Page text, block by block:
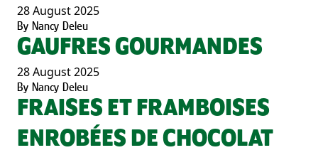
28 August 2025
By Nancy Deleu
GAUFRES GOURMANDES
28 August 2025
By Nancy Deleu
FRAISES ET FRAMBOISES
ENROBÉES DE CHOCOLAT